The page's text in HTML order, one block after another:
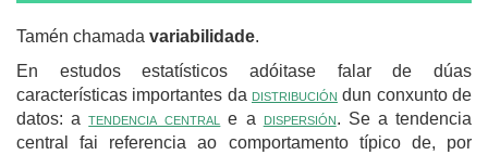
Tamén chamada variabilidade.
En estudos estatísticos adóitase falar de dúas
características importantes da distribución dun conxunto de
datos: atendencia central e a dispersión. Se a tendencia
central fai referencia ao comportamento típico de, por